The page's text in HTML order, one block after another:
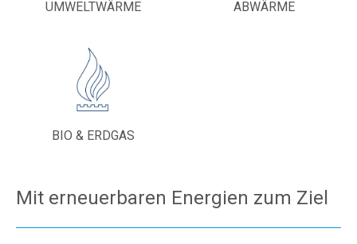
UMWELTWÄRME ABWÄRME
BIO & ERDGAS
Mit erneuerbaren Energien zum Ziel